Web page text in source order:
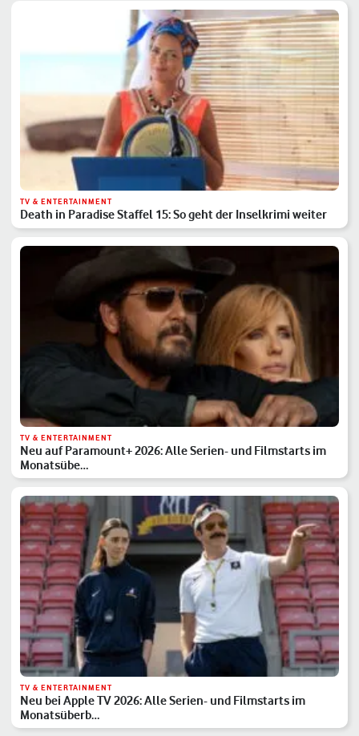
TV & ENTERTAINMENT
Death in Paradise Staffel 15: So geht der Inselkrimi weiter
TV & ENTERTAINMENT
Neu auf Paramount+ 2026: Alle Serien- und Filmstarts im
Monatsübe…
TV & ENTERTAINMENT
Neu bei Apple TV 2026: Alle Serien- und Filmstarts im
Monatsüberb…